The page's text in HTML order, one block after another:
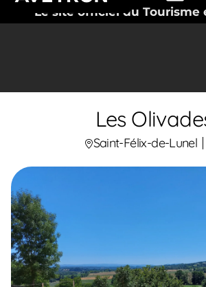
Le site officiel du Tourisme
Les
Saint-Félix-de-Lunel